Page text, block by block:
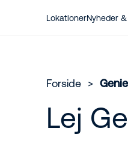
LokationerNyheder
Lifte
Salg af
Service og
Liftkurser
Vores
Kontakt os
Forside >
Lej